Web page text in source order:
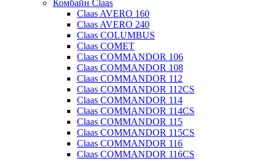
Комбайн Claas
Claas AVERO 160
Claas AVERO 240
Claas COLUMBUS
Claas COMET
Claas COMMANDOR 106
Claas COMMANDOR 108
Claas COMMANDOR 112
Claas COMMANDOR 112CS
Claas COMMANDOR 114
Claas COMMANDOR 114CS
Claas COMMANDOR 115
Claas COMMANDOR 115CS
Claas COMMANDOR 116
Claas COMMANDOR 116CS